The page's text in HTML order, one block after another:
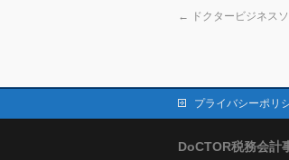
← ドクタービジネス
プライバシーポリ
DoCTOR税務会計